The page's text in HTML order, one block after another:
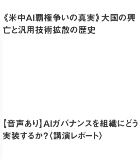
《米中AI覇権争いの真実》大国の興
亡と汎用技術拡散の歴史
【音声あり】AIガバナンスを組織にどう
実装するか？〈講演レポート〉